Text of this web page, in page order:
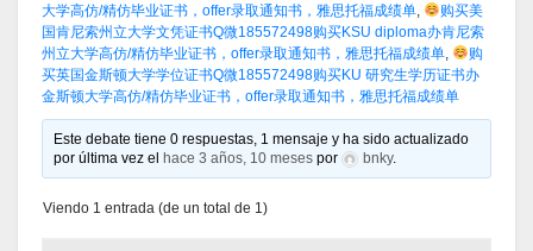
大学高仿/精仿毕业证书，offer录取通知书，雅思托福成绩单,
购买美
国肯尼索州立大学文凭证书Q微185572498购买KSU diploma办肯尼索
州立大学高仿/精仿毕业证书，offer录取通知书，雅思托福成绩单,
购
买英国金斯顿大学学位证书Q微185572498购买KU 研究生学历证书办
金斯顿大学高仿/精仿毕业证书，offer录取通知书，雅思托福成绩单
Este debate tiene 0 respuestas, 1 mensaje y ha sido actualizado
por última vez el
hace 3 años, 10 meses por bnky.
Viendo 1 entrada (de un total de 1)